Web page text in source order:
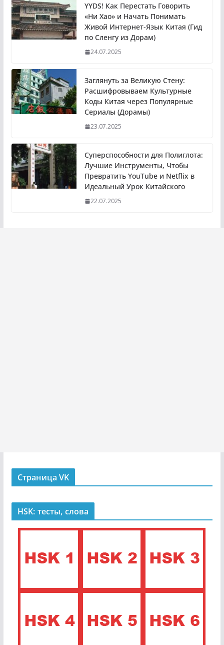
YYDS! Как Перестать Говорить
«Ни Хао» и Начать Понимать
Живой Интернет-Язык Китая (Гид
по Сленгу из Дорам)
24.07.2025
Заглянуть за Великую Стену:
Расшифровываем Культурные
Коды Китая через Популярные
Сериалы (Дорамы)
23.07.2025
Суперспособности для Полиглота:
Лучшие Инструменты, Чтобы
Превратить YouTube и Netflix в
Идеальный Урок Китайского
22.07.2025
Страница VK
HSK: тесты, слова